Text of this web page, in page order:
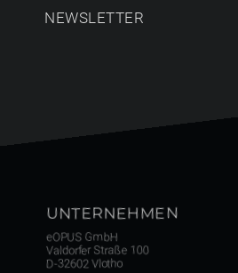
NEWSLETTER
UNTERNEHMEN
eOPUS GmbH
Valdorfer Straße 100
D-32602 Vlotho